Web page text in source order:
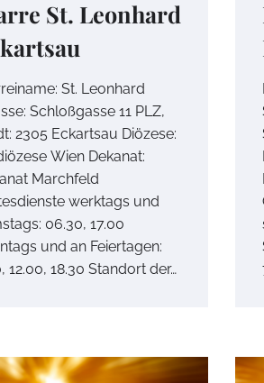
St. Leonhard
St. Leonhard
Schloßgasse 11 PLZ,
2305 Eckartsau Diözese:
Wien Dekanat:
Marchfeld
werktags und
06.30, 17.00
und an Feiertagen:
12.00, 18.30 Standort der…